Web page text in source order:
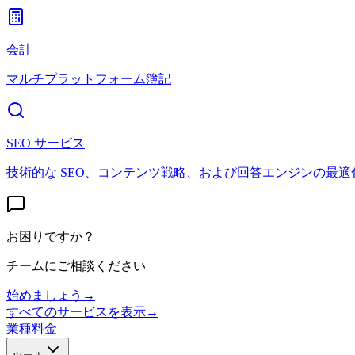
会計
マルチプラットフォーム簿記
SEO サービス
技術的な SEO、コンテンツ戦略、および回答エンジンの最適
お困りですか？
チームにご相談ください
始めましょう →
すべてのサービスを表示→
業種料金